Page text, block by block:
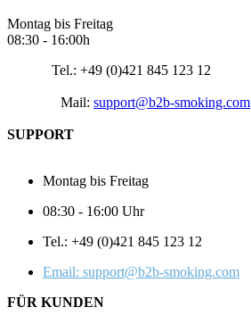
Montag bis Freitag
08:30 - 16:00h
Tel.: +49 (0)421 845 123 12
Mail: support@b2b-smoking.com
SUPPORT
Montag bis Freitag
08:30 - 16:00 Uhr
Tel.: +49 (0)421 845 123 12
Email: support@b2b-smoking.com
FÜR KUNDEN